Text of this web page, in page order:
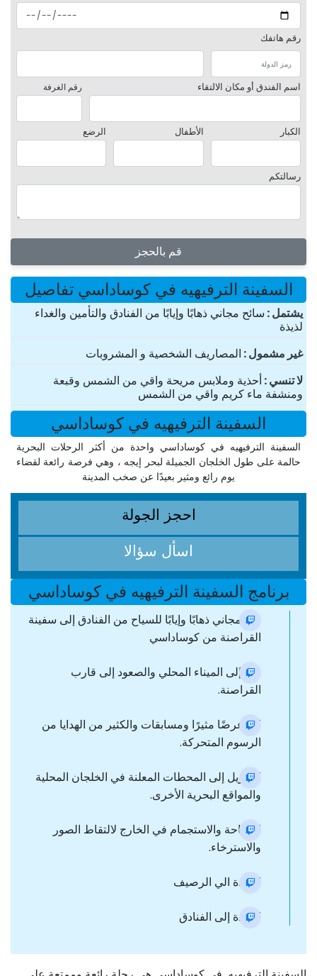
رقم هاتفك
اسم الفندق أو مكان الالتقاء رقم الغرفة
الكبار الأطفال الرضع
رسالتكم
قم بالحجز
السفينة الترفيهيه في كوساداسي تفاصيل
یشتمل سائح مجاني ذهابًا وإيابًا من الفنادق والتأمين والغداء
لذیذة
غير مشمول المصاريف الشخصية و المشروبات
لا تنسي أحذية وملابس مريحة واقي من الشمس وقبعة
ومنشفة ماء كريم واقي من الشمس
السفينة الترفيهيه في كوساداسي
السفينة الترفيهيه في كوساداسي واحدة من أكثر الرحلات البحرية
حالمة على طول الخلجان الجميلة لبحر إيجه ، وهي فرصة رائعة لقضاء
يوم رائع ومثير بعيدًا عن صخب المدينة
احجز الجولة
اسأل سؤالا
برنامج السفينة الترفيهيه في كوساداسي
نقل مجاني ذهابًا وإيابًا للسياح من الفنادق إلى سفينة
القراصنة من كوساداسي
نقل إلى الميناء المحلي والصعود إلى قارب
القراصنة.
ابدأ عرضًا مثيرًا ومسابقات والكثير من الهدايا من
الرسوم المتحركة.
التحويل إلى المحطات المعلنة في الخلجان المحلية
والمواقع البحرية الأخرى.
السباحة والاستجمام في الخارج لالتقاط الصور
والاسترخاء.
العودة الي الرصيف
العودة إلى الفنادق